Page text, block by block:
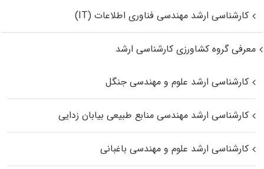
کارشناسی ارشد مهندسی فناوری اطلاعات (IT)
معرفی گروه کشاورزی کارشناسی ارشد
کارشناسی ارشد علوم و مهندسی جنگل
کارشناسی ارشد مهندسی منابع طبیعی بیابان زدایی
کارشناسی ارشد علوم و مهندسی باغبانی